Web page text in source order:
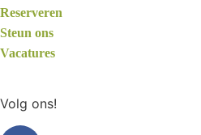
Reserveren
Steun ons
Vacatures
Volg ons!